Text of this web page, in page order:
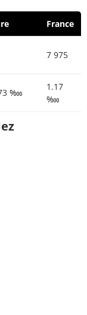
France
7 975
‱
1.17
‱